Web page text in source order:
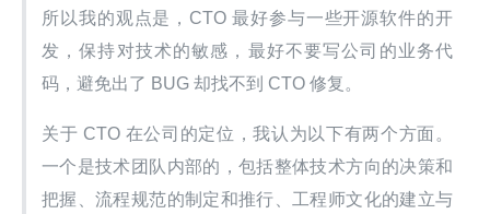
所以我的观点是，CTO 最好参与一些开源软件的开
发，保持对技术的敏感，最好不要写公司的业务代
码，避免出了 BUG 却找不到 CTO 修复。
关于 CTO 在公司的定位，我认为以下有两个方面。
一个是技术团队内部的，包括整体技术方向的决策和
把握、流程规范的制定和推行、工程师文化的建立与